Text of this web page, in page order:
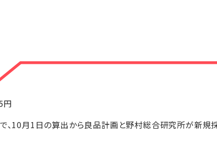
円
、10月1日の算出から良品計画と野村総合研究所が新規